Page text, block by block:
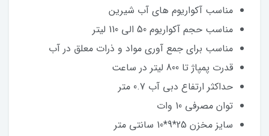
مناسب آکواریوم های آب شیرین
مناسب حجم آکواریوم 50 الی 110 لیتر
مناسب برای جمع آوری مواد و ذرات معلق در آب
قدرت پمپاژ تا 800 لیتر در ساعت
حداکثر ارتفاع دبی آب 0.7 متر
توان مصرفی 10 وات
سایز مخزن 25*9*10 سانتی متر